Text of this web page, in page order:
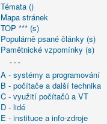
Témata ()
Mapa stránek
TOP *** (s)
Populárně psané články (s)
Pamětnické vzpomínky (s)
- - -
A - systémy a programování
B - počítače a další technika
C - využití počítačů a VT
D - lidé
E - instituce a info-zdroje